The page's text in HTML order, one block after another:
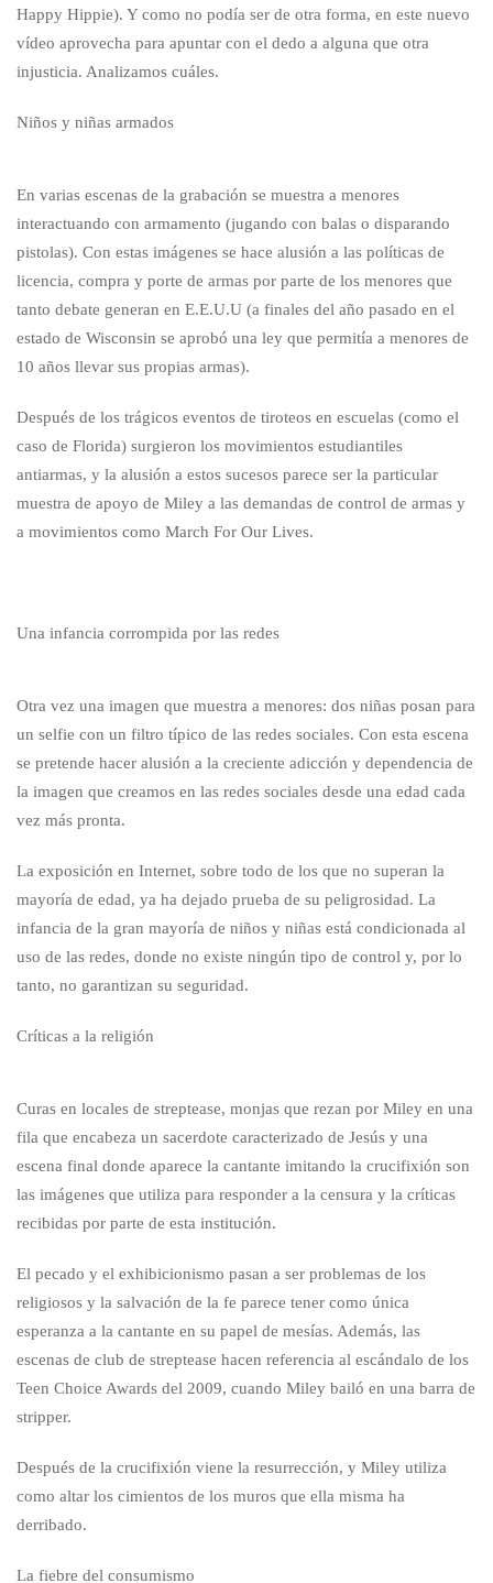
Happy Hippie). Y como no podía ser de otra forma, en este nuevo
vídeo aprovecha para apuntar con el dedo a alguna que otra
injusticia. Analizamos cuáles.
Niños y niñas armados
En varias escenas de la grabación se muestra a menores
interactuando con armamento (jugando con balas o disparando
pistolas). Con estas imágenes se hace alusión a las políticas de
licencia, compra y porte de armas por parte de los menores que
tanto debate generan en E.E.U.U (a finales del año pasado en el
estado de Wisconsin se aprobó una ley que permitía a menores de
10 años llevar sus propias armas).
Después de los trágicos eventos de tiroteos en escuelas (como el
caso de Florida) surgieron los movimientos estudiantiles
antiarmas, y la alusión a estos sucesos parece ser la particular
muestra de apoyo de Miley a las demandas de control de armas y
a movimientos como March For Our Lives.
Una infancia corrompida por las redes
Otra vez una imagen que muestra a menores: dos niñas posan para
un selfie con un filtro típico de las redes sociales. Con esta escena
se pretende hacer alusión a la creciente adicción y dependencia de
la imagen que creamos en las redes sociales desde una edad cada
vez más pronta.
La exposición en Internet, sobre todo de los que no superan la
mayoría de edad, ya ha dejado prueba de su peligrosidad. La
infancia de la gran mayoría de niños y niñas está condicionada al
uso de las redes, donde no existe ningún tipo de control y, por lo
tanto, no garantizan su seguridad.
Críticas a la religión
Curas en locales de streptease, monjas que rezan por Miley en una
fila que encabeza un sacerdote caracterizado de Jesús y una
escena final donde aparece la cantante imitando la crucifixión son
las imágenes que utiliza para responder a la censura y la críticas
recibidas por parte de esta institución.
El pecado y el exhibicionismo pasan a ser problemas de los
religiosos y la salvación de la fe parece tener como única
esperanza a la cantante en su papel de mesías. Además, las
escenas de club de streptease hacen referencia al escándalo de los
Teen Choice Awards del 2009, cuando Miley bailó en una barra de
stripper.
Después de la crucifixión viene la resurrección, y Miley utiliza
como altar los cimientos de los muros que ella misma ha
derribado.
La fiebre del consumismo